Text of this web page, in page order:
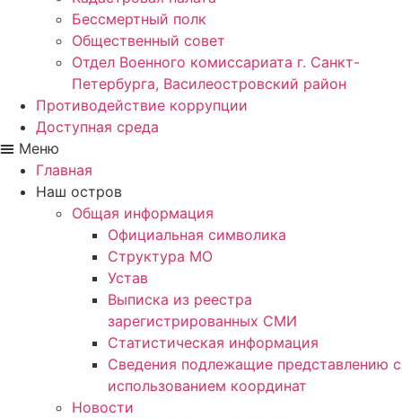
Бессмертный полк
Общественный совет
Отдел Военного комиссариата г. Санкт-
Петербурга, Василеостровский район
Противодействие коррупции
Доступная среда
Меню
Главная
Наш остров
Общая информация
Официальная символика
Структура МО
Устав
Выписка из реестра
зарегистрированных СМИ
Статистическая информация
Сведения подлежащие представлению с
использованием координат
Новости